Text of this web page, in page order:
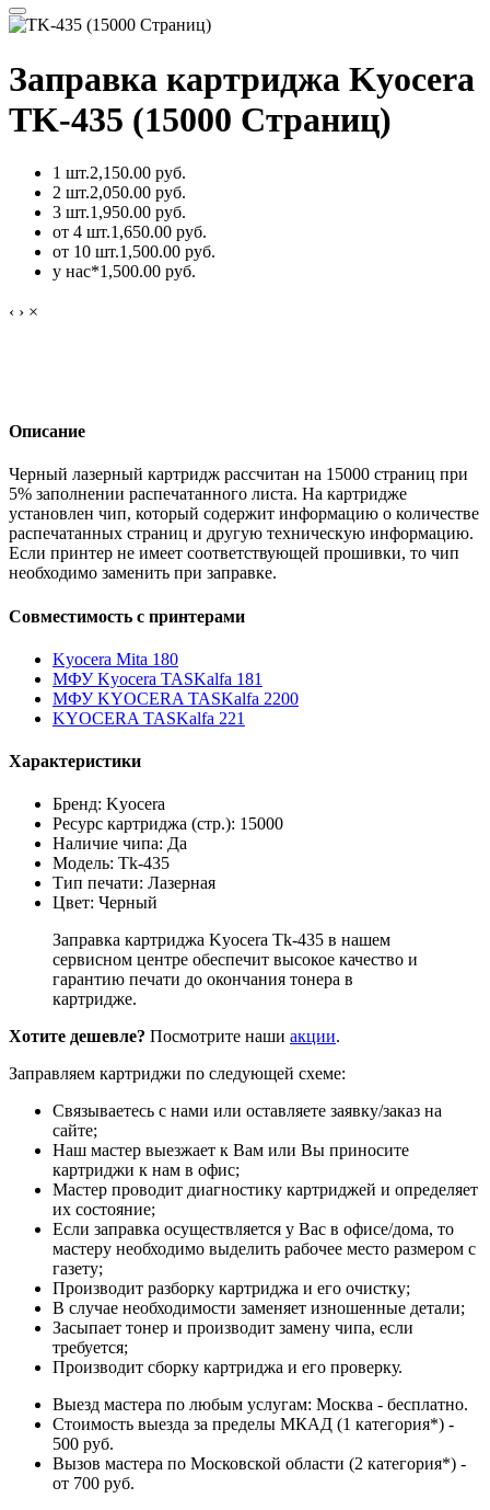
Заправка картриджа Kyocera
TK-435 (15000 Страниц)
1 шт.2,150.00 руб.
2 шт.2,050.00 руб.
3 шт.1,950.00 руб.
от 4 шт.1,650.00 руб.
от 10 шт.1,500.00 руб.
у нас*1,500.00 руб.
‹ › ×
Описание
Черный лазерный картридж рассчитан на 15000 страниц при
5% заполнении распечатанного листа. На картридже
установлен чип, который содержит информацию о количестве
распечатанных страниц и другую техническую информацию.
Если принтер не имеет соответствующей прошивки, то чип
необходимо заменить при заправке.
Совместимость с принтерами
Kyocera Mita 180
МФУ Kyocera TASKalfa 181
МФУ KYOCERA TASKalfa 2200
KYOCERA TASKalfa 221
Характеристики
Бренд: Kyocera
Ресурс картриджа (стр.): 15000
Наличие чипа: Да
Модель: Tk-435
Тип печати: Лазерная
Цвет: Черный
Заправка картриджа Kyocera Tk-435 в нашем
сервисном центре обеспечит высокое качество и
гарантию печати до окончания тонера в
картридже.
Хотите дешевле? Посмотрите наши акции.
Заправляем картриджи по следующей схеме:
Связываетесь с нами или оставляете заявку/заказ на
сайте;
Наш мастер выезжает к Вам или Вы приносите
картриджи к нам в офис;
Мастер проводит диагностику картриджей и определяет
их состояние;
Если заправка осуществляется у Вас в офисе/дома, то
мастеру необходимо выделить рабочее место размером с
газету;
Производит разборку картриджа и его очистку;
В случае необходимости заменяет изношенные детали;
Засыпает тонер и производит замену чипа, если
требуется;
Производит сборку картриджа и его проверку.
Выезд мастера по любым услугам: Москва - бесплатно.
Стоимость выезда за пределы МКАД (1 категория*) -
500 руб.
Вызов мастера по Московской области (2 категория*) -
от 700 руб.